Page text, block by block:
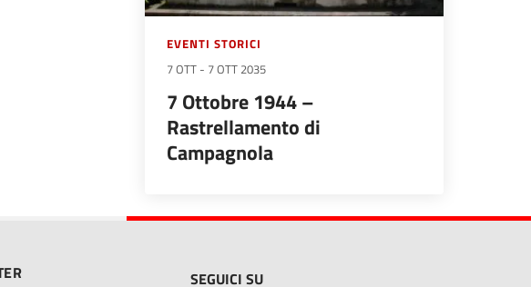
EVENTI STORICI
7 OTT - 7 OTT 2035
7 Ottobre 1944 –
Rastrellamento di
Campagnola
SEGUICI SU